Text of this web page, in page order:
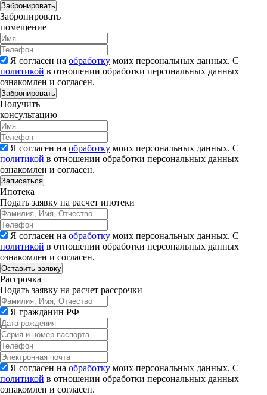
Забронировать
Забронировать
помещение
Я согласен на обработку моих персональных данных. С
политикой в отношении обработки персональных данных
ознакомлен и согласен.
Забронировать
Получить
консультацию
Я согласен на обработку моих персональных данных. С
политикой в отношении обработки персональных данных
ознакомлен и согласен.
Записаться
Ипотека
Подать заявку на расчет ипотеки
Я согласен на обработку моих персональных данных. С
политикой в отношении обработки персональных данных
ознакомлен и согласен.
Рассрочка
Подать заявку на расчет рассрочки
Я гражданин РФ
Я согласен на обработку моих персональных данных. С
политикой в отношении обработки персональных данных
ознакомлен и согласен.